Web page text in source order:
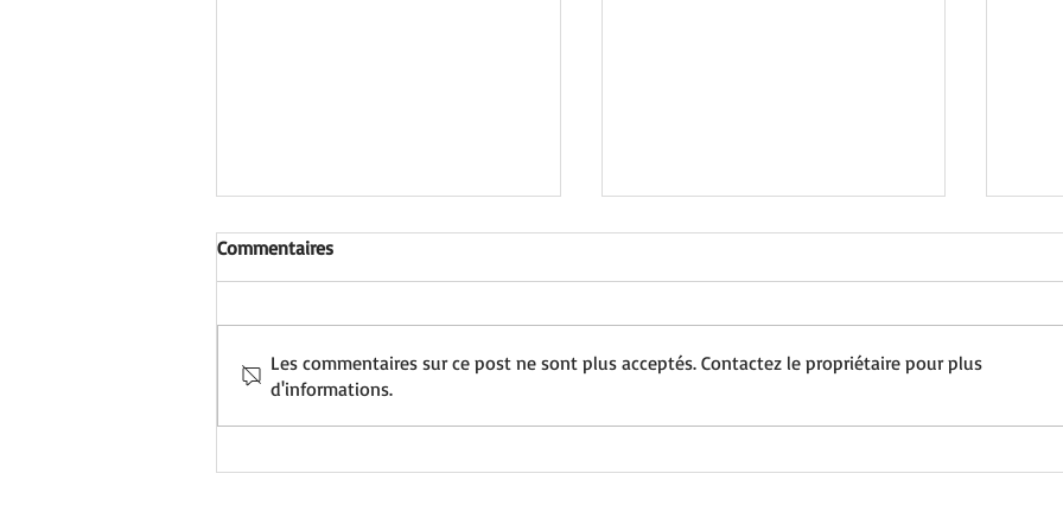
REVUE DE PRESSE • Avril 2023
Commentaires
Les commentaires sur ce post ne sont plus acceptés. Contactez le propriétaire pour plus
d'informations.